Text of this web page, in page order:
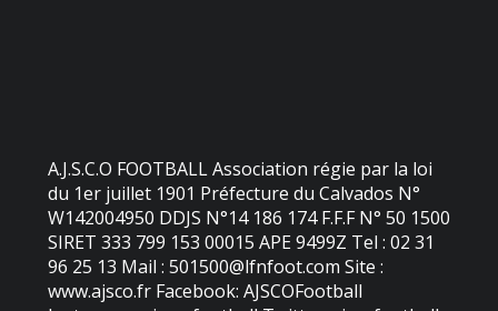
A.J.S.C.O FOOTBALL Association régie par la loi
du 1er juillet 1901 Préfecture du Calvados N°
W142004950 DDJS N°14 186 174 F.F.F N° 50 1500
SIRET 333 799 153 00015 APE 9499Z Tel : 02 31
96 25 13 Mail : 501500@lfnfoot.com Site :
www.ajsco.fr Facebook: AJSCOFootball